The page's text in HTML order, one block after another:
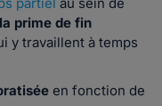
prime de fin
y travaillent à temps
en fonction de